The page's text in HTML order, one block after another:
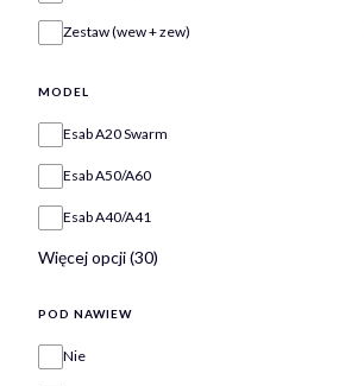
Zestaw (wew + zew)
MODEL
ModelEsab A20 Swarm
Esab A50/A60
Esab A40/A41
Więcej opcji (30)
POD NAWIEW
Pod nawiew
Nie